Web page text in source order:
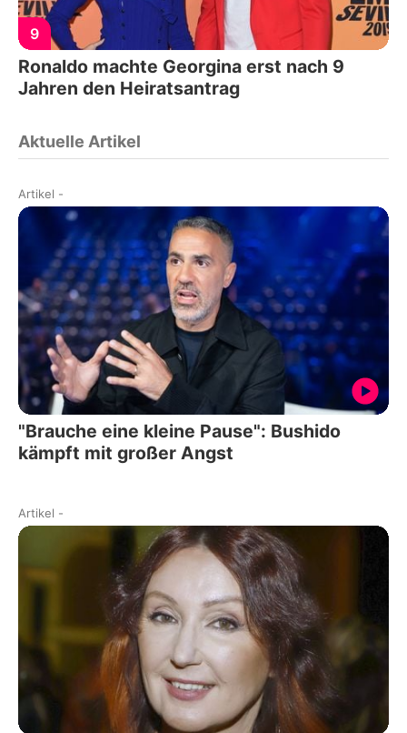
9
Ronaldo machte Georgina erst nach 9
Jahren den Heiratsantrag
Aktuelle Artikel
Artikel -
"Brauche eine kleine Pause": Bushido
kämpft mit großer Angst
Artikel -